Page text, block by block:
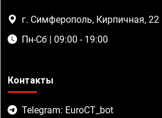
г. Симферополь, Кирпичная, 22
Пн-Сб | 09:00 - 19:00
Контакты
Telegram: EuroCT_bot